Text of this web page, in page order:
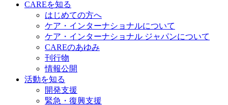
CAREを知る
はじめての方へ
ケア・インターナショナルについて
ケア・インターナショナル ジャパンについて
CAREのあゆみ
刊行物
情報公開
活動を知る
開発支援
緊急・復興支援